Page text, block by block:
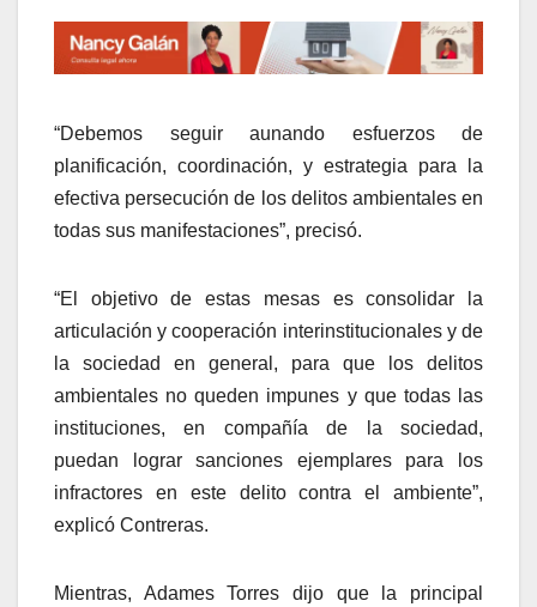
“Debemos seguir aunando esfuerzos de
planificación, coordinación, y estrategia para la
efectiva persecución de los delitos ambientales en
todas sus manifestaciones”, precisó.
“El objetivo de estas mesas es consolidar la
articulación y cooperación interinstitucionales y de
la sociedad en general, para que los delitos
ambientales no queden impunes y que todas las
instituciones, en compañía de la sociedad,
puedan lograr sanciones ejemplares para los
infractores en este delito contra el ambiente”,
explicó Contreras.
Mientras, Adames Torres dijo que la principal